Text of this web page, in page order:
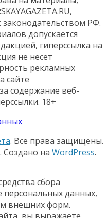
законодательством РФ.
допускается
гиперссылка на
не несет
рекламных
сайте
за содержание веб-
18+
. Все права защищены.
Создано на WordPress.
сбора
персональных данных,
внешних форм.